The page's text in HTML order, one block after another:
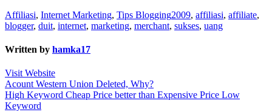
Affiliasi, Internet Marketing, Tips Blogging2009, affiliasi, affiliate,
blogger, duit, internet, marketing, merchant, sukses, uang
Written by hamka17
Visit Website
Post
navigation
Acount Western Union Deleted, Why?
High Keyword Cheap Price better than Expensive Price Low
Keyword